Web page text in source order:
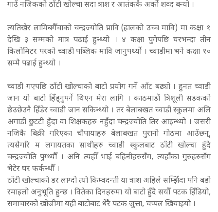
गाउँ नजिकको ठाँटी खोल्चा सदा त्राश र आतंककै अर्को शव्द बन्यो ।
त्यतिखेर लामिबगैँचाको चन्द्रज्योति प्रावि (हालको उच्च मावि) मा कक्षा १
देखि ३ सम्मको मात्र पढाई हुन्थ्यो । ४ कक्षा पुगेपछि घरभन्दा तीन
किलोमिटर परको च्वाडी पब्लिक मावि जानुपर्थ्यो । च्वाडीमा भने कक्षा १०
सम्मै पढाई हुन्थ्यो ।
च्वाडी गएपछि ठाँटी खोल्चाको बाटो प्रयोग गर्ने आँट बढ्यो । हुनत च्वाडी
जान यो बाटो हिँड्नुपर्ने थिएन मेरा लागि । काठमाडौं त्रिशूली सडकको
छेउछेउनै हिँडेर च्वाडी जान सकिन्थ्यो । तर बेलाबखत च्वाडी स्कुलमा अलि
अगाडी छुटटी हुँदा वा शिक्षकहरु नहुँदा चन्द्रज्योति तिर आइन्थ्यो । जसरी
नजिकै बिक्री गरिएका चौपायाहरु बेलाबखत पुरानो गोठमा आउँछन्,
त्यसैगरि म लगायतका साथीहरु च्वाडी स्कुलबाट ठाँटी खोल्चा हुँदै
चन्द्रज्योति पुग्थ्यौँ । अनि त्यहीँ भाई बहिनीहरुसँग, त्यहाँका गुरुहरुसँग
भेटेर घर फर्कन्थौँ ।
ठाँटी खोल्चाको डर लाग्दो त्यो किम्वदन्ती या त्राश अहिले सम्झिँदा पनि बडो
रमाइलो अनुभूति हुन्छ । वितेका दिनहरुमा यो बाटो हुँदै सयौँ पटक हिँडियो,
समाचारको खोजीमा यही बाटोबाट धेरै पटक जुत्ता, चप्पल खियाइयो ।